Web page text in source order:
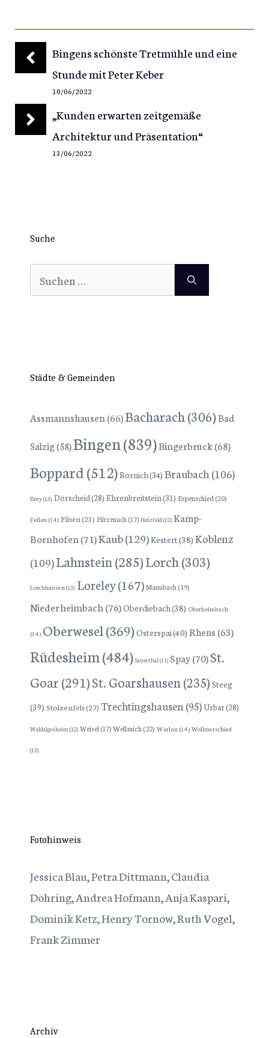
Bingens schönste Tretmühle und eine
Stunde mit Peter Keber
10/06/2022
„Kunden erwarten zeitgemäße
Architektur und Präsentation“
13/06/2022
Suche
Suchen
nach:
Städte & Gemeinden
Assmannshausen (66)Bacharach(306)Bad
Salzig(58)Bingen(839)Bingerbrück(68)
Boppard(512)Bornich(34) Braubach(106)
Brey(13) Dörscheid(28) Ehrenbreitstein(31) Espenschied(20)
Fellen (14) Filsen(23) Hirzenach(17) Holzfeld(12) Kamp-
Bornhofen (71)Kaub(129)Kestert(38) Koblenz
(109)Lahnstein(285)Lorch(303)
Lorchhausen(13) Loreley(167)Manubach(19)
Niederheimbach (76)Oberdiebach(38) Oberheimbach
(14) Oberwesel(369)Osterspai(40) Rhens (63)
Rüdesheim(484) Sauerthal(11) Spay(70)St.
Goar(291)St. Goarshausen(235) Steeg
(39) Stolzenfels(27) Trechtingshausen(95)Urbar(28)
Waldalgesheim(12) Weisel(17)Wellmich (22) Werlau (14) Wollmerschied
(13)
Fotohinweis
Jessica Blau, Petra Dittmann, Claudia
Döhring, Andrea Hofmann, Anja Kaspari,
Dominik Ketz, Henry Tornow, Ruth Vogel,
Frank Zimmer
Archiv